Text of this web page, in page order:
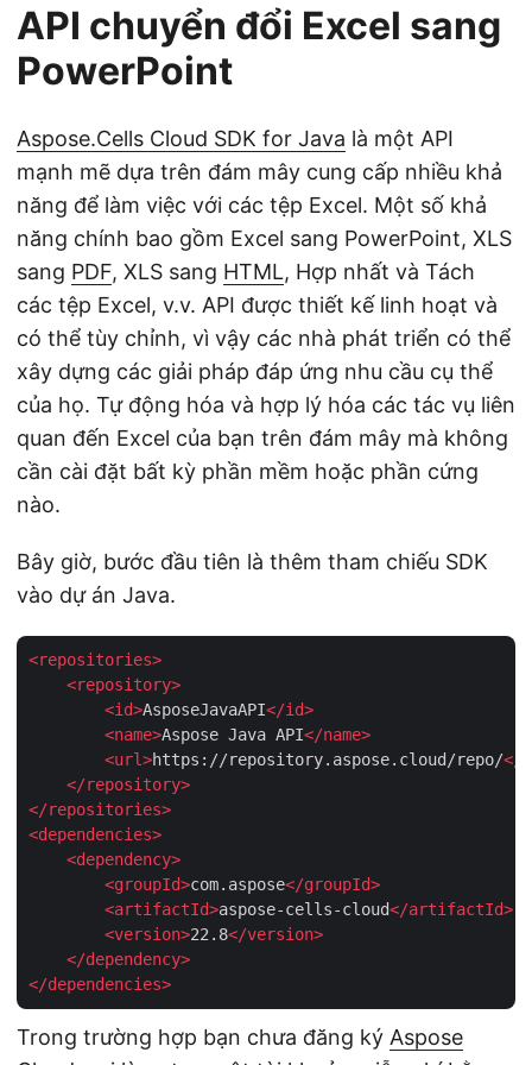
API chuyển đổi Excel sang
PowerPoint
Aspose.Cells Cloud SDK for Java là một API
mạnh mẽ dựa trên đám mây cung cấp nhiều khả
năng để làm việc với các tệp Excel. Một số khả
năng chính bao gồm Excel sang PowerPoint, XLS
sang PDF, XLS sang HTML, Hợp nhất và Tách
các tệp Excel, v.v. API được thiết kế linh hoạt và
có thể tùy chỉnh, vì vậy các nhà phát triển có thể
xây dựng các giải pháp đáp ứng nhu cầu cụ thể
của họ. Tự động hóa và hợp lý hóa các tác vụ liên
quan đến Excel của bạn trên đám mây mà không
cần cài đặt bất kỳ phần mềm hoặc phần cứng
nào.
Bây giờ, bước đầu tiên là thêm tham chiếu SDK
vào dự án Java.
<repositories>
<repository>
<id>AsposeJavaAPI</id>
<name>Aspose Java API</name>
<url>https://repository.aspose.cloud/repo/</
</repository>
</repositories>
<dependencies>
<dependency>
<groupId>com.aspose</groupId>
<artifactId>aspose-cells-cloud</artifactId>
<version>22.8</version>
</dependency>
</dependencies>
Trong trường hợp bạn chưa đăng ký Aspose